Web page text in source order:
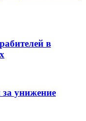
в
за унижение